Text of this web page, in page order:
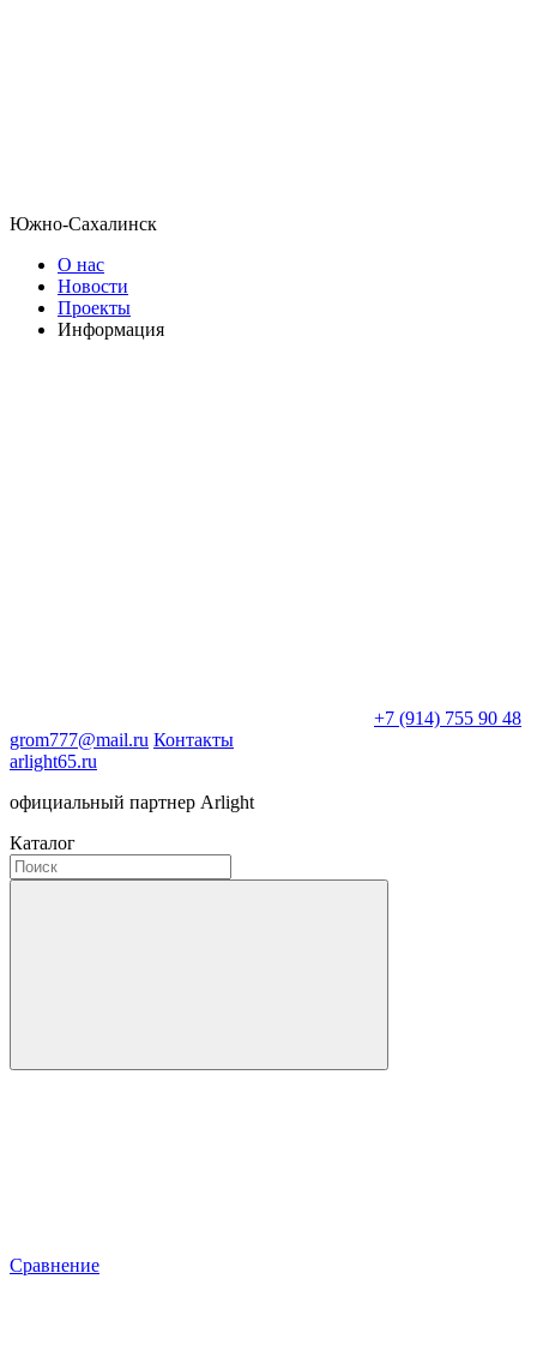
Южно-Сахалинск
О нас
Новости
Проекты
Информация
+7 (914) 755 90 48
grom777@mail.ru Контакты
arlight65.ru
официальный партнер Arlight
Каталог
Сравнение